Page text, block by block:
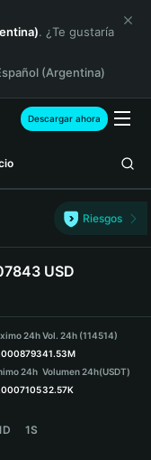
. ¿Te gustaría
(Argentina)
Descargar ahora
Riesgos
USD
24h
24h
Vol. 24h (114514)
41.53M
Volumen 24h(USDT)
32.57K
1S